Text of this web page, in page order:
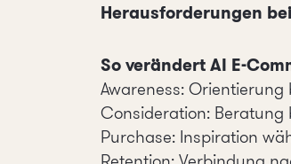
Herausforderungen
So verändert AI E-
Awareness:
Consideration: Beratung
Purchase: Inspiration